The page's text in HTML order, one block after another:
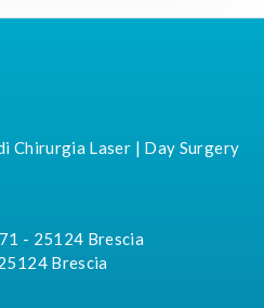
Chirurgia Laser | Day Surgery
- 25124 Brescia
Brescia